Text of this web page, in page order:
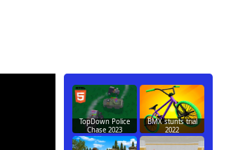
TopDown Police
Chase 2023
BMX stunts trial
2022